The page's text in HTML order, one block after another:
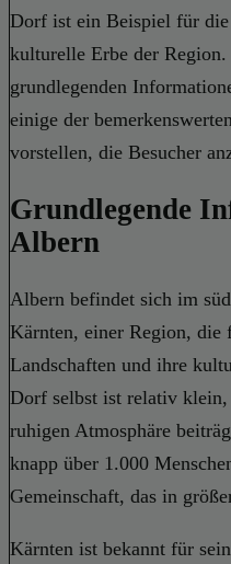
Dorf ist ein Beispiel für
kulturelle Erbe der
grundlegenden
einige der
vorstellen, die Besucher
Grundlegende
Albern
Albern befindet sich im
Kärnten, einer Region, die
Landschaften und ihre
Dorf selbst ist relativ klein,
ruhigen Atmosphäre
knapp über 1.000
Gemeinschaft, das in
Kärnten ist bekannt für